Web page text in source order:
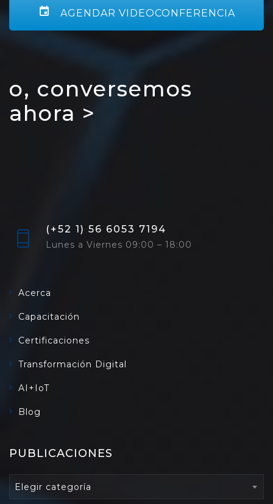
AGENDAR VIDEOCONFERENCIA
o, conversemos
ahora >
(+52 1) 56 6053 7194
Lunes a Viernes 09:00 – 18:00
Acerca
Capacitación
Certificaciones
Transformación Digital
AI+IoT
Blog
PUBLICACIONES
PUBLICACIONES
Elegir categoría